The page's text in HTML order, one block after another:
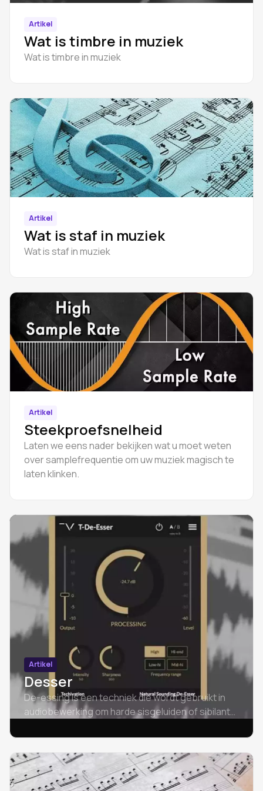
Artikel
Wat is timbre in muziek
Wat is timbre in muziek
Artikel
Wat is staf in muziek
Wat is staf in muziek
Artikel
Steekproefsnelheid
Laten we eens nader bekijken wat u moet weten
over samplefrequentie om uw muziek magisch te
laten klinken.
Artikel
Desser
De-essing is een techniek die wordt gebruikt in
audiobewerking om harde sisgeluiden of sibilante
opnames te verminderen of te verwijderen.